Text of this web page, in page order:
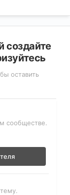
создайте
оставить
сообществе.